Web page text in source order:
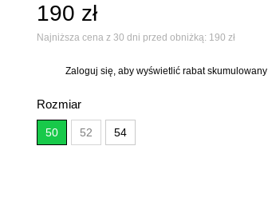
190 zł
Najniższa cena z 30 dni przed obniżką: 190 zł
Zaloguj się , aby wyświetlić rabat skumulowany
Rozmiar
50 52 54